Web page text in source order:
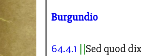
Burgundio
64.4.1
Sed quod